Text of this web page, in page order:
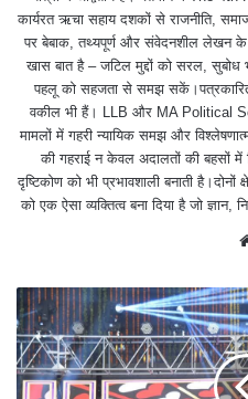
कार्यरत ऋचा सहाय दशकों से राजनीति,
पर बेबाक, तथ्यपूर्ण और संवेदनशील लेखन
खास बात है – जटिल मुद्दों को सरल, सुबोध
पहलू को सहजता से समझ
वकील भी हैं। LLB और MA Political
मामलों में गहरी न्यायिक समझ और
की गहराई न केवल अदालतों की बहसों में
दृष्टिकोण को भी प्रभावशाली बनाती
को एक ऐसा व्यक्तित्व बना दिया है जो